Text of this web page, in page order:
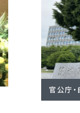
官公庁